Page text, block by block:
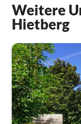
Weitere
Hietberg